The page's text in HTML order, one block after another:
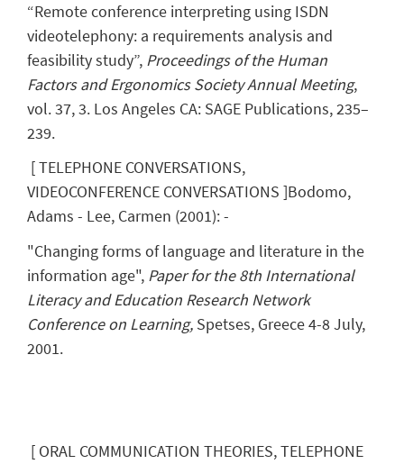
“Remote conference interpreting using ISDN
videotelephony: a requirements analysis and
feasibility study”, Proceedings of the Human
Factors and Ergonomics Society Annual Meeting,
vol. 37, 3. Los Angeles CA: SAGE Publications, 235–
239.
[TELEPHONE CONVERSATIONS,
VIDEOCONFERENCE CONVERSATIONS ]Bodomo,
Adams - Lee, Carmen (2001):-
"Changing forms of language and literature in the
information age", Paper for the 8th International
Literacy and Education Research Network
Conference on Learning, Spetses, Greece 4-8 July,
2001.
[ ORAL COMMUNICATION THEORIES, TELEPHONE